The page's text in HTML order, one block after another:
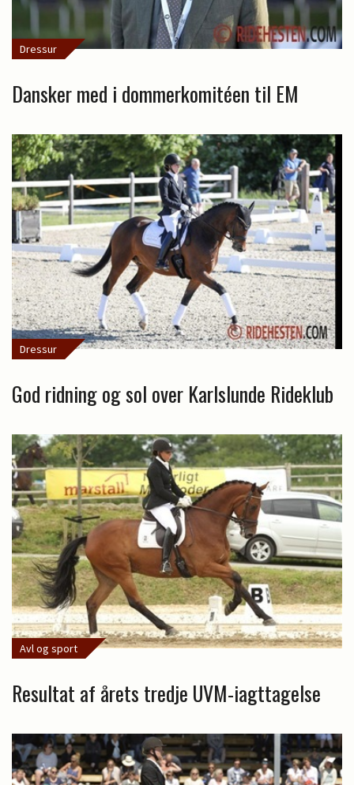
Dressur
Dansker med i dommerkomitéen til EM
Dressur
God ridning og sol over Karlslunde Rideklub
Avl og sport
Resultat af årets tredje UVM-iagttagelse